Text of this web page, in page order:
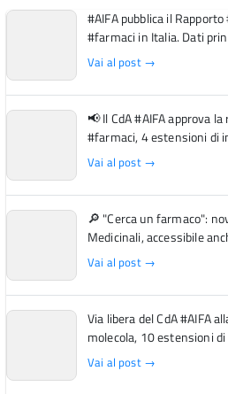
#AIFA pubblica il
#farmaci in Italia. Dati
Vai al post →
📢 Il CdA #AIFA approva
#farmaci, 4 estensioni di
Vai al post →
🔎 "Cerca un farmaco":
Medicinali, accessibile
Vai al post →
Via libera del CdA #AIFA
molecola, 10 estensioni
Vai al post →